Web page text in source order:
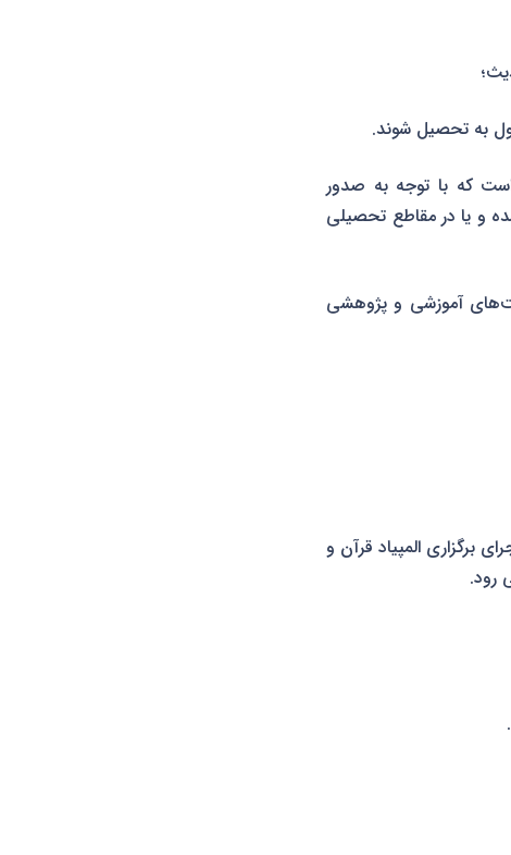
به تحصیل شوند.
هزار دانش‌آموخته داشته است که با توجه به صدور
وارد بازار کار شده و یا در مقاطع تحصیلی
به انجام فعالیت‌های آموزشی و پژوهشی
برگزاری المپیاد قرآن و
رود.